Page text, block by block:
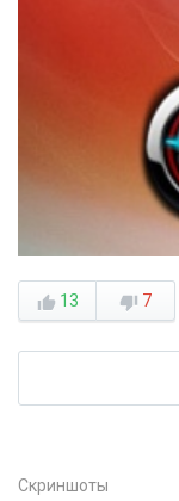
13 7
Скриншоты